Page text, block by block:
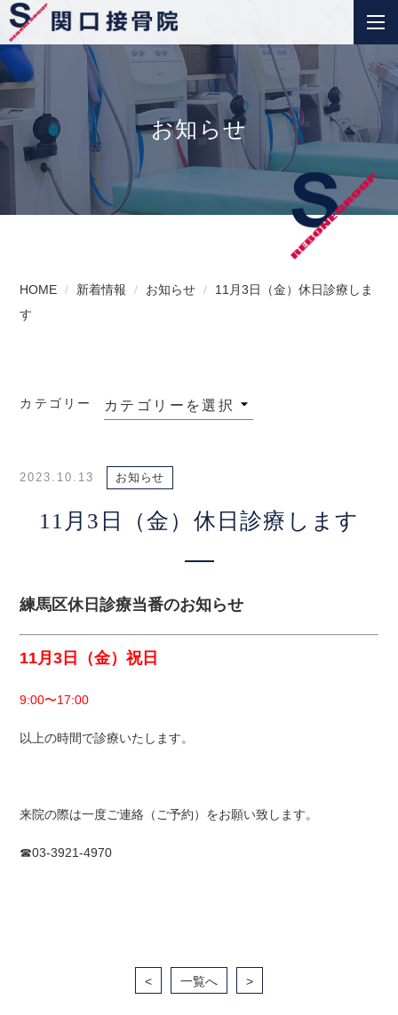
お知らせ
HOME 新着情報 お知らせ
11月3日（金）休日診療しま
す
カテゴリー
2023.10.13 お知らせ
11月3日（金）休日診療します
練馬区休日診療当番のお知らせ
11月3日（金）祝日
9:00〜17:00
以上の時間で診療いたします。
来院の際は一度ご連絡（ご予約）をお願い致します。
☎︎03-3921-4970
< 一覧へ >